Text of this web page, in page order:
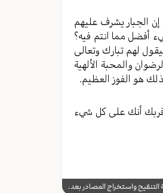
الجبار یشرف علیهم
أفضل مما انتم فیه؟
لهم تبارك وتعالی
والمحبة الألهیة
هو الفوز العظیم.
وقربك أنك علی کل شيء
واستخراج المصادر بعد.